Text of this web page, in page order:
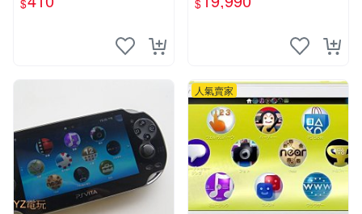
版 PSV 卡帶 噴射型 獎杯機
$
$
人氣賣家